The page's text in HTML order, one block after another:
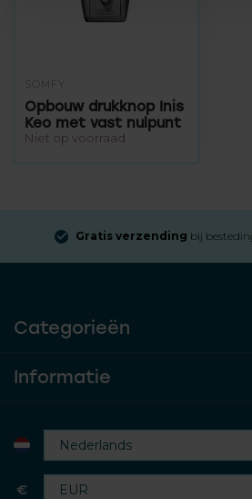
SOMFY
Opbouw drukknop Inis
Keo met vast nulpunt
Niet op voorraad
Gratis verzending bij
Categorieën
Informatie
€